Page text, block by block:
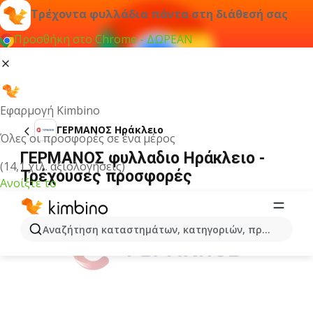
Τρέχοντα φυλλάδια πάντα στη διάθεσή σας
Προσθήκη στο Chrome - ΔΩΡΕΑΝ
Εφαρμογή Kimbino
Όλες οι προσφορές σε ένα μέρος
(14,1 χιλ. αξιολογήσεις)
Ανοίξτε το
Αναζήτηση καταστημάτων, κατηγοριών, προϊόντων...
ΓΕΡΜΑΝΟΣ Ηράκλειο
ΓΕΡΜΑΝΟΣ φυλλαδιο Ηράκλειο -
Τρέχουσες προσφορές